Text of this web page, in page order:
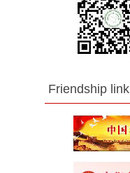
Friendship link